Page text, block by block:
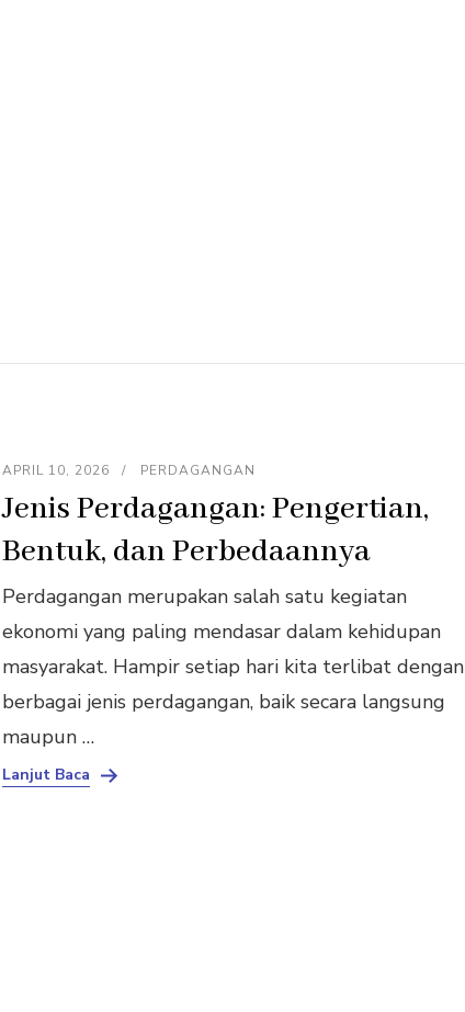
APRIL 10, 2026 PERDAGANGAN
Jenis Perdagangan: Pengertian,
Bentuk, dan Perbedaannya
Perdagangan merupakan salah satu kegiatan
ekonomi yang paling mendasar dalam kehidupan
masyarakat. Hampir setiap hari kita terlibat dengan
berbagai jenis perdagangan, baik secara langsung
maupun …
Lanjut Baca